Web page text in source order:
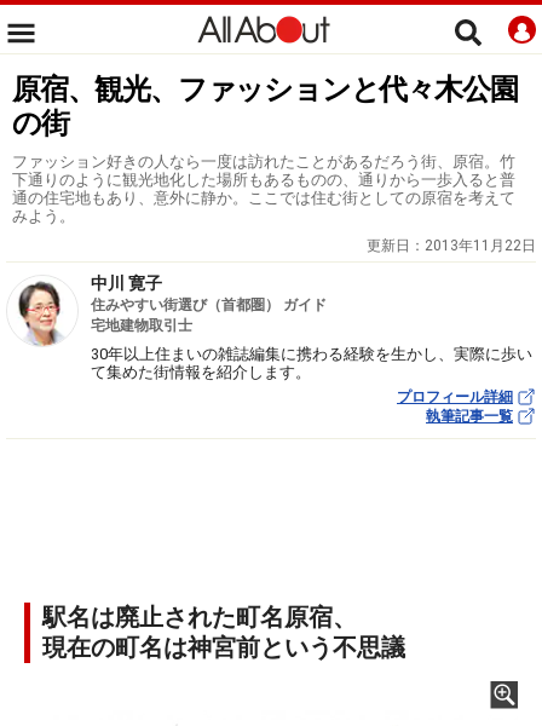
原宿、観光、ファッションと代々木公園
の街
ファッション好きの人なら一度は訪れたことがあるだろう街、原宿。竹
下通りのように観光地化した場所もあるものの、通りから一歩入ると普
通の住宅地もあり、意外に静か。ここでは住む街としての原宿を考えて
みよう。
更新日： 2013年11月22日
中川 寛子
住みやすい街選び（首都圏） ガイド
宅地建物取引士
30年以上住まいの雑誌編集に携わる経験を生かし、実際に歩い
て集めた街情報を紹介します。
プロフィール詳細
執筆記事一覧
駅名は廃止された町名原宿、
現在の町名は神宮前という不思議